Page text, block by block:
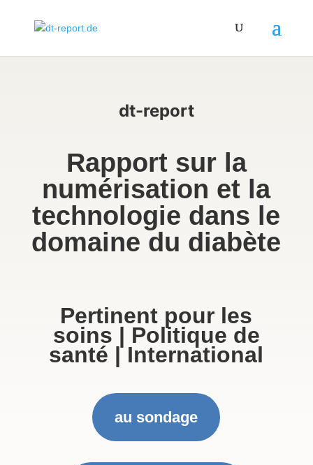
dt-report
Rapport sur la
numérisation et la
technologie dans le
domaine du diabète
Pertinent pour les
soins | Politique de
santé | International
au sondage